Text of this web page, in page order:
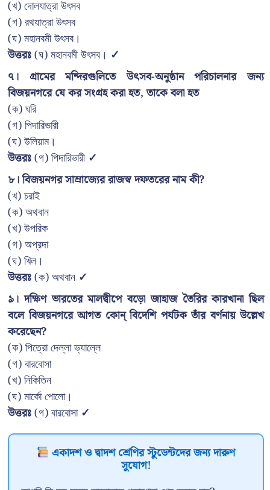
(খ) দোলযাত্রা উৎসব
(গ) রথযাত্রা উৎসব
(ঘ) মহানবমী উৎসব।
উত্তরঃ(ঘ) মহানবমী উৎসব। ✓
৭। গ্রামের মন্দিরগুলিতে উৎসব-অনুষ্ঠান পরিচালনার জন্য
বিজয়নগরে যে কর সংগ্রহ করা হত, তাকে বলা হত
(ক) ঘরি
(গ) পিদারিভারী
(ঘ) উলিয়াম।
উত্তরঃ(গ) পিদারিভারী ✓
৮। বিজয়নগর সাম্রাজ্যের রাজস্ব দফতরের নাম কী?
(খ) চরাই
(ক) অথবান
(খ) উপরিক
(গ) অপ্রদা
(ঘ) খিল।
উত্তরঃ(ক) অথবান ✓
৯। দক্ষিণ ভারতের মালদ্বীপে বড়ো জাহাজ তৈরির কারখানা ছিল
বলে বিজয়নগরে আগত কোন্ বিদেশি পর্যটক তাঁর বর্ণনায় উল্লেখ
করেছেন?
(ক) পিত্রো দেল্লা ভ্যাল্লে
(গ) বারবোসা
(খ) নিকিতিন
(ঘ) মার্কো পোলো।
উত্তরঃ(গ) বারবোসা ✓
একাদশ ও দ্বাদশ শ্রেণির স্টুডেন্টদের জন্য দারুণ
সুযোগ!